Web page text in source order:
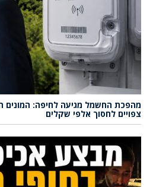
מהפכת החשמל מגיעה לחיפה: המונים
צפויים לחסוך אלפי שקלים